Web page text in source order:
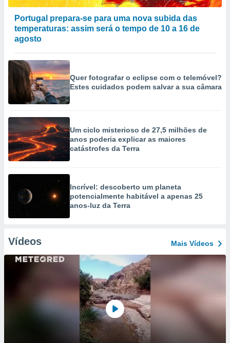
Portugal prepara-se para uma nova subida das
temperaturas: assim será o tempo de 10 a 16 de
agosto
Quer fotografar o eclipse com o telemóvel?
Estes cuidados podem salvar a sua câmara
Um ciclo misterioso de 27,5 milhões de
anos poderia explicar as maiores
catástrofes da Terra
Incrível: descoberto um planeta
potencialmente habitável a apenas 25
anos-luz da Terra
Vídeos Mais Vídeos